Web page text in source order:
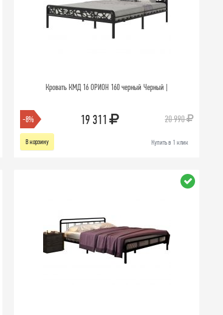
Кровать КМД 16 ОРИОН 160 черный Черный |
-8% 19 311 20 990
В корзину Купить в 1 клик